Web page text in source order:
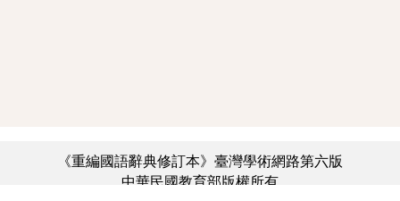
《重編國語辭典修訂本》臺灣學術網路第六版
中華民國教育部版權所有